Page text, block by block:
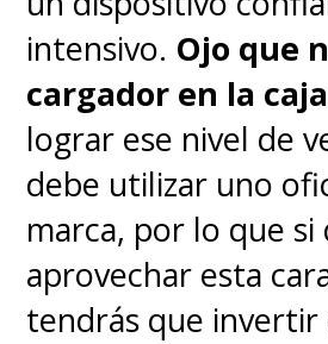
intensivo. Ojo que
cargador en la caja
lograr ese nivel de
debe utilizar uno
marca, por lo que si
aprovechar esta
tendrás que invertir